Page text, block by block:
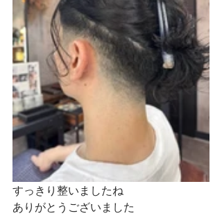
すっきり整いましたね
ありがとうございました